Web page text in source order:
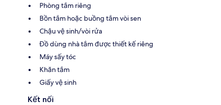
Phòng tắm riêng
Bồn tắm hoặc buồng tắm vòi sen
Chậu vệ sinh/vòi rửa
Đồ dùng nhà tắm được thiết kế riêng
Máy sấy tóc
Khăn tắm
Giấy vệ sinh
Kết nối